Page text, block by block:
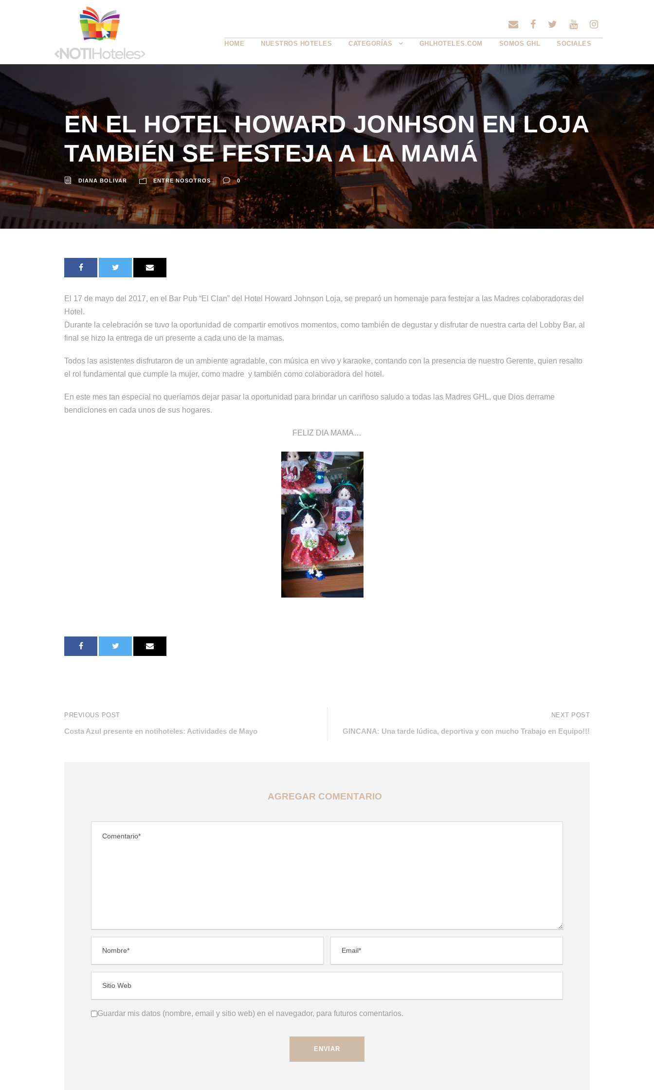
HOME NUESTROS HOTELES CATEGORÍAS GHLHOTELES.COM SOMOS GHL SOCIALES
EN EL HOTEL HOWARD JONHSON EN LOJA
TAMBIÉN SE FESTEJA A LA MAMÁ
DIANA BOLIVAR ENTRE NOSOTROS 0
El 17 de mayo del 2017, en el Bar Pub “El Clan” del Hotel Howard Johnson Loja, se preparó un homenaje para festejar a las Madres colaboradoras del
Hotel.
Durante la celebración se tuvo la oportunidad de compartir emotivos momentos, como también de degustar y disfrutar de nuestra carta del Lobby Bar, al
final se hizo la entrega de un presente a cada uno de la mamas.
Todos las asistentes disfrutaron de un ambiente agradable, con música en vivo y karaoke, contando con la presencia de nuestro Gerente, quien resalto
el rol fundamental que cumple la mujer, como madre y también como colaboradora del hotel.
En este mes tan especial no queríamos dejar pasar la oportunidad para brindar un cariñoso saludo a todas las Madres GHL, que Dios derrame
bendiciones en cada unos de sus hogares.
FELIZ DIA MAMA…
PREVIOUS POST
Costa Azul presente en notihoteles: Actividades de Mayo
NEXT POST
GINCANA: Una tarde lúdica, deportiva y con mucho Trabajo en Equipo!!!
AGREGAR COMENTARIO
Guardar mis datos (nombre, email y sitio web) en el navegador, para futuros comentarios.